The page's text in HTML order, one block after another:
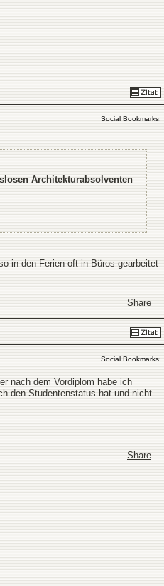
Social Bookmarks:
Architekturabsolventen
in den Ferien oft in Büros gearbeitet
Share
Social Bookmarks:
nach dem Vordiplom habe ich
den Studentenstatus hat und nicht
Share